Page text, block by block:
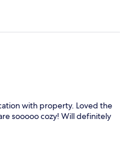
with property. Loved the
sooooo cozy! Will definitely